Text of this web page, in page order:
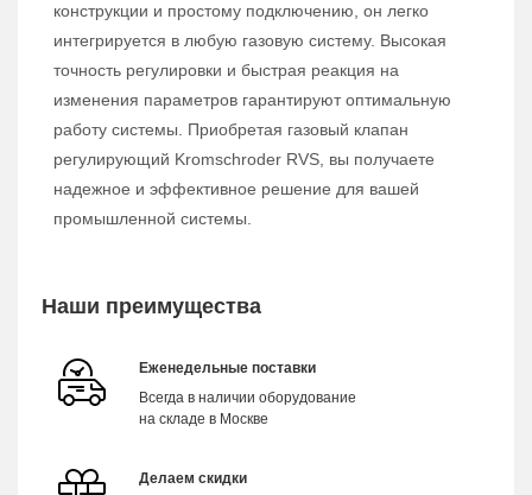
конструкции и простому подключению, он легко
интегрируется в любую газовую систему. Высокая
точность регулировки и быстрая реакция на
изменения параметров гарантируют оптимальную
работу системы. Приобретая газовый клапан
регулирующий Kromschroder RVS, вы получаете
надежное и эффективное решение для вашей
промышленной системы.
Наши преимущества
Еженедельные поставки
Всегда в наличии оборудование
на складе в Москве
Делаем скидки